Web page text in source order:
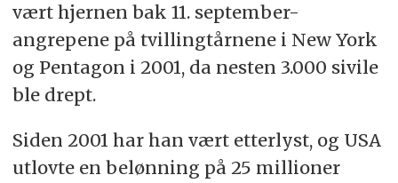
vært hjernen bak 11. september-
angrepene på tvillingtårnene i New York
og Pentagon i 2001, da nesten 3.000 sivile
ble drept.
Siden 2001 har han vært etterlyst, og USA
utlovte en belønning på 25 millioner